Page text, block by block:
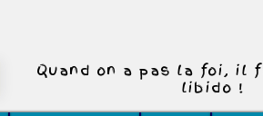
Quand on a pas la foi, il
libido !